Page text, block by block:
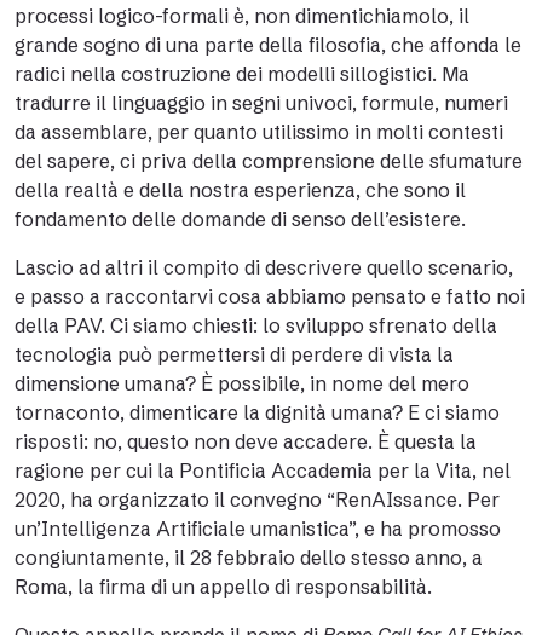
processi logico-formali è, non dimentichiamolo, il
grande sogno di una parte della filosofia, che affonda le
radici nella costruzione dei modelli sillogistici. Ma
tradurre il linguaggio in segni univoci, formule, numeri
da assemblare, per quanto utilissimo in molti contesti
del sapere, ci priva della comprensione delle sfumature
della realtà e della nostra esperienza, che sono il
fondamento delle domande di senso dell’esistere.
Lascio ad altri il compito di descrivere quello scenario,
e passo a raccontarvi cosa abbiamo pensato e fatto noi
della PAV. Ci siamo chiesti: lo sviluppo sfrenato della
tecnologia può permettersi di perdere di vista la
dimensione umana? È possibile, in nome del mero
tornaconto, dimenticare la dignità umana? E ci siamo
risposti: no, questo non deve accadere. È questa la
ragione per cui la Pontificia Accademia per la Vita, nel
2020, ha organizzato il convegno “RenAIssance. Per
un’Intelligenza Artificiale umanistica”, e ha promosso
congiuntamente, il 28 febbraio dello stesso anno, a
Roma, la firma di un appello di responsabilità.